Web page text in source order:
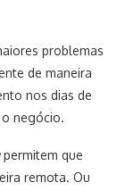
problemas
de maneira
nos dias de
negócio.
permitem que
remota. Ou